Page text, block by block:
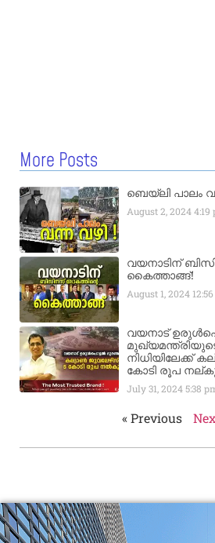
More Posts
ബെയ്‌ലി പാലം
August 2, 20244:19
വയനാടിന്
കൈത്താങ്ങ്!
August 1, 2024
വയനാട്
നിധിയിലേക്ക്
കോടി രൂപ
July 31, 20245:38
« Previous